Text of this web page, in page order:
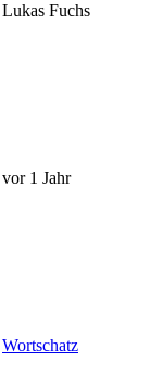
Lukas Fuchs
vor 1 Jahr
Wortschatz